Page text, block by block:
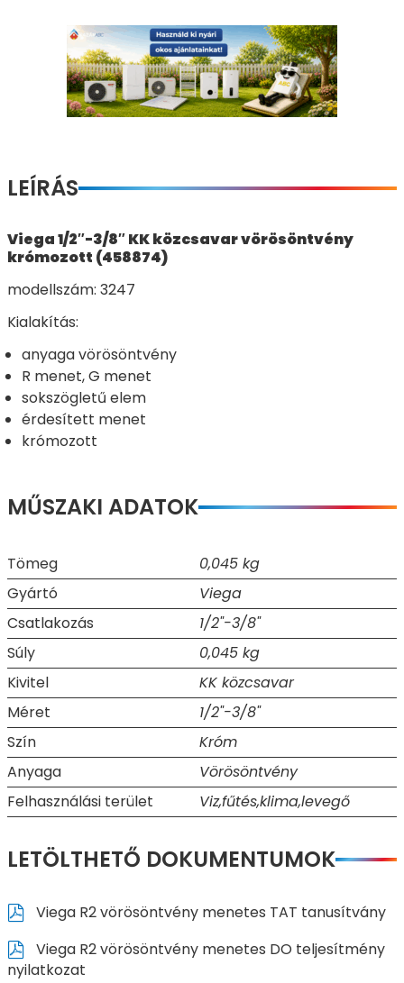
LEÍRÁS
Viega 1/2″-3/8″ KK közcsavar vörösöntvény
krómozott (458874)
modellszám: 3247
Kialakítás:
anyaga vörösöntvény
R menet, G menet
sokszögletű elem
érdesített menet
krómozott
MŰSZAKI ADATOK
Tömeg
0,045 kg
Gyártó
Viega
Csatlakozás
1/2"-3/8"
Súly
0,045 kg
Kivitel
KK közcsavar
Méret
1/2"-3/8"
Szín
Króm
Anyaga
Vörösöntvény
Felhasználási terület
Viz,fűtés,klima,levegő
LETÖLTHETŐ DOKUMENTUMOK
Viega R2 vörösöntvény menetes TAT tanusítvány
Viega R2 vörösöntvény menetes DO teljesítmény
nyilatkozat